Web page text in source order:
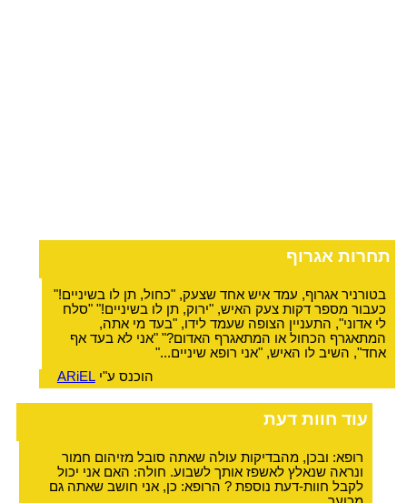
תחרות אגרוף
בטורניר אגרוף, עמד איש אחד שצעק, "כחול, תן לו בשיניים!"
כעבור מספר דקות צעק האיש, "ירוק, תן לו בשיניים!" "סלח
לי אדוני", התעניין הצופה שעמד לידו, "בעד מי אתה,
המתאגרף הכחול או המתאגרף האדום?" "אני לא בעד אף
אחד", השיב לו האיש, "אני רופא שיניים..."
הוכנס ע"יARiEL
עוד חוות דעת
רופא: ובכן, מהבדיקות עולה שאתה סובל מזיהום חמור
ונראה שנאלץ לאשפז אותך לשבוע. חולה: האם אני יכול
לקבל חוות-דעת נוספת ? הרופא: כן, אני חושב שאתה גם